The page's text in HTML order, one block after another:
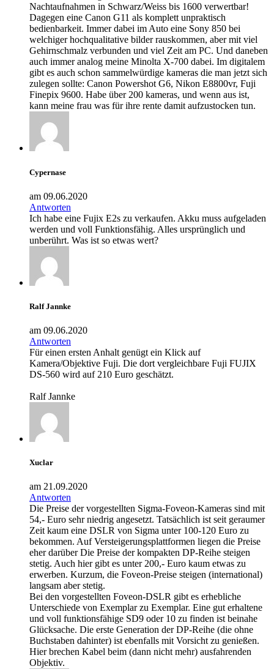
Nachtaufnahmen in Schwarz/Weiss bis 1600 verwertbar!
Dagegen eine Canon G11 als komplett unpraktisch
bedienbarkeit. Immer dabei im Auto eine Sony 850 bei
welchiger hochqualitative bilder rauskommen, aber mit viel
Gehirnschmalz verbunden und viel Zeit am PC. Und daneben
auch immer analog meine Minolta X-700 dabei. Im digitalem
gibt es auch schon sammelwürdige kameras die man jetzt sich
zulegen sollte: Canon Powershot G6, Nikon E8800vr, Fuji
Finepix 9600. Habe über 200 kameras, und wenn aus ist,
kann meine frau was für ihre rente damit aufzustocken tun.
Cypernase
am 09.06.2020
Antworten
Ich habe eine Fujix E2s zu verkaufen. Akku muss aufgeladen
werden und voll Funktionsfähig. Alles ursprünglich und
unberührt. Was ist so etwas wert?
Ralf Jannke
am 09.06.2020
Antworten
Für einen ersten Anhalt genügt ein Klick auf
Kamera/Objektive Fuji. Die dort vergleichbare Fuji FUJIX
DS-560 wird auf 210 Euro geschätzt.
Ralf Jannke
Xuclar
am 21.09.2020
Antworten
Die Preise der vorgestellten Sigma-Foveon-Kameras sind mit
54,- Euro sehr niedrig angesetzt. Tatsächlich ist seit geraumer
Zeit kaum eine DSLR von Sigma unter 100-120 Euro zu
bekommen. Auf Versteigerungsplattformen liegen die Preise
eher darüber Die Preise der kompakten DP-Reihe steigen
stetig. Auch hier gibt es unter 200,- Euro kaum etwas zu
erwerben. Kurzum, die Foveon-Preise steigen (international)
langsam aber stetig.
Bei den vorgestellten Foveon-DSLR gibt es erhebliche
Unterschiede von Exemplar zu Exemplar. Eine gut erhaltene
und voll funktionsfähige SD9 oder 10 zu finden ist beinahe
Glücksache. Die erste Generation der DP-Reihe (die ohne
Buchstaben dahinter) ist ebenfalls mit Vorsicht zu genießen.
Hier brechen Kabel beim (dann nicht mehr) ausfahrenden
Objektiv.